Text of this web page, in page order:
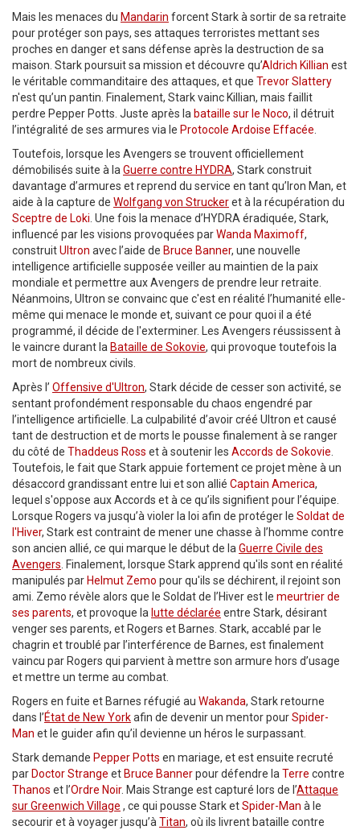
Mais les menaces du Mandarin forcent Stark à sortir de sa retraite
pour protéger son pays, ses attaques terroristes mettant ses
proches en danger et sans défense après la destruction de sa
maison. Stark poursuit sa mission et découvre qu’Aldrich Killian est
le véritable commanditaire des attaques, et que Trevor Slattery
n'est qu’un pantin. Finalement, Stark vainc Killian, mais faillit
perdre Pepper Potts. Juste après la bataille sur le Noco, il détruit
l’intégralité de ses armures via le Protocole Ardoise Effacée
Toutefois, lorsque les Avengers se trouvent officiellement
démobilisés suite à la Guerre contre HYDRA, Stark construit
davantage d’armures et reprend du service en tant qu’Iron Man, et
aide à la capture de Wolfgang von Struckeret à la récupération du
Sceptre de Loki . Une fois la menace d’HYDRA éradiquée, Stark,
influencé par les visions provoquées parWanda Maximoff,
construitUltron avec l’aide de Bruce Banner, une nouvelle
intelligence artificielle supposée veiller au maintien de la paix
mondiale et permettre aux Avengers de prendre leur retraite.
Néanmoins, Ultron se convainc que c'est en réalité l’humanité elle-
même qui menace le monde et, suivant ce pour quoi il a été
programmé, il décide de l'exterminer. Les Avengers réussissent à
le vaincre durant la Bataille de Sokovie, qui provoque toutefois la
mort de nombreux civils.
Après l’ Offensive d'Ultron, Stark décide de cesser son activité, se
sentant profondément responsable du chaos engendré par
l’intelligence artificielle. La culpabilité d’avoir créé Ultron et causé
tant de destruction et de morts le pousse finalement à se ranger
du côté de Thaddeus Ross et à soutenir les Accords de Sokovie
Toutefois, le fait que Stark appuie fortement ce projet mène à un
désaccord grandissant entre lui et son allié Captain America,
lequel s'oppose aux Accords et à ce qu’ils signifient pour l’équipe.
Lorsque Rogers va jusqu’à violer la loi afin de protéger le Soldat de
l'Hiver, Stark est contraint de mener une chasse à l’homme contre
son ancien allié, ce qui marque le début de la Guerre Civile des
Avengers . Finalement, lorsque Stark apprend qu'ils sont en réalité
manipulés par Helmut Zemo pour qu'ils se déchirent, il rejoint son
ami. Zemo révèle alors que le Soldat de l’Hiver est le meurtrier de
ses parents, et provoque la lutte déclarée entre Stark, désirant
venger ses parents, et Rogers et Barnes. Stark, accablé par le
chagrin et troublé par l’interférence de Barnes, est finalement
vaincu par Rogers qui parvient à mettre son armure hors d’usage
et mettre un terme au combat.
Rogers en fuite et Barnes réfugié au Wakanda, Stark retourne
dans l’État de New Yorkafin de devenir un mentor pourSpider-
Man et le guider afin qu’il devienne un héros le surpassant.
Stark demande Pepper Potts en mariage, et est ensuite recruté
par Doctor Strange et Bruce Bannerpour défendre la Terre contre
Thanos et l’Ordre Noir. Mais Strange est capturé lors de l’Attaque
sur Greenwich Village , ce qui pousse Stark etSpider-Man à le
secourir et à voyager jusqu’à Titan, où ils livrent bataille contre